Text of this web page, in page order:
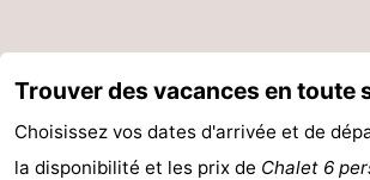
Zierikzee
-
Nature
-
Trouver des vacances en toute
Choisissez vos dates d'arrivée et de
la disponibilité et les prix de Chalet 6